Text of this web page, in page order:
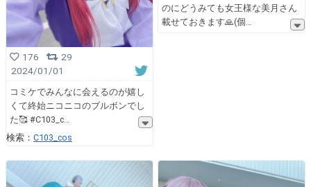
176
29
2024/01/01
コミケでみんなに会えるのが嬉し
くて終始ニコニコのブルボンでし
た🥰 #C103_c
検索： C103_cos
のにどうみても女王様な美月さん
載せておきます🙏(個